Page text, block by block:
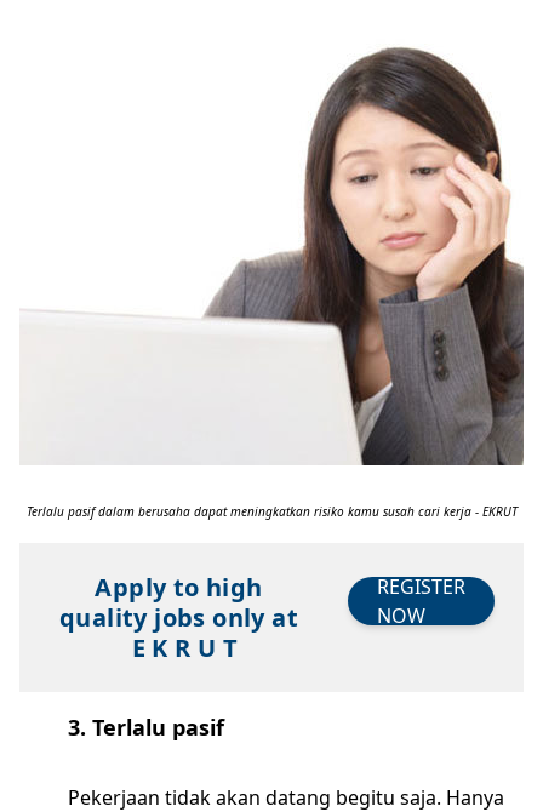
Terlalu pasif dalam berusaha dapat meningkatkan risiko kamu susah cari kerja - EKRUT
Apply to high
quality jobs only at
E K R U T
REGISTER
NOW
3. Terlalu pasif
Pekerjaan tidak akan datang begitu saja. Hanya